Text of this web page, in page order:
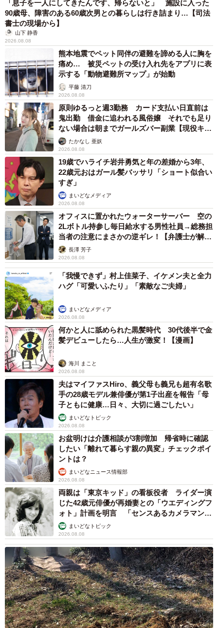
「息子を一人にしてきたんです、帰らないと」 施設に入った
90歳母、障害のある60歳次男との暮らしは行き詰まり…【司法
書士の現場から】
山下 静香
2026.08.08
熊本地震でペット同伴の避難を諦める人に胸を
痛め… 被災ペットの受け入れ先をアプリに表
示する「動物避難所マップ」が始動
平藤 清刀
2026.08.08
原則ゆるっと週3勤務 カード支払い日直前は
鬼出勤 借金に追われる風俗嬢 それでも足り
ない場合は朝までガールズバー副業【現役キャ
ストに取材】
たかなし 亜妖
2026.08.08
19歳でハライチ岩井勇気と年の差婚から3年、
22歳元おはガール髪バッサリ「ショート似合い
すぎ」
まいどなメディア
2026.08.08
オフィスに置かれたウォーターサーバー 空の
2Lボトル持参し毎日給水する男性社員→総務担
当者の注意にまさかの逆ギレ！【弁護士が解
説】長澤 芳子
2026.08.08
「我慢できず」村上佳菜子、イケメン夫と全力
ハグ「可愛いふたり」「素敵なご夫婦」
まいどなメディア
2026.08.08
何かと人に舐められた黒髪時代 30代後半で金
髪デビューしたら…人生が激変！【漫画】
海川 まこと
2026.08.08
夫はマイファスHiro、義父母も義兄も超有名歌
手の28歳モデル兼俳優が第1子出産を報告「母
子ともに健康…日々、大切に過ごしたい」
まいどなトピック
2026.08.08
お盆明けは介護相談が3割増加 帰省時に確認
したい「離れて暮らす親の異変」チェックポイ
ントは？
まいどなニュース情報部
2026.08.08
両親は「東京キッド」の看板役者 ライダー演
じた42歳元俳優が再婚妻との「ウエディングフ
ォト」計画を明言 「センスあるカメラマン求
む」まいどなトピック
2026.08.08